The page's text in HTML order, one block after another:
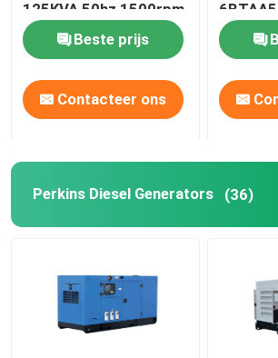
Ongeveer ons
Fabrieksreis
Kwaliteitscontrole
Verzoek om een Citaat
Cummins-Diesel Generators
Perkins Diesel Generators
125KVA 50hz 1500rpm
Beste prijs
Contacteer ons
Perkins Diesel Generators (36)